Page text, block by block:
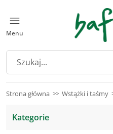
Menu
Strona główna Wstążki i taśmy
Kategorie